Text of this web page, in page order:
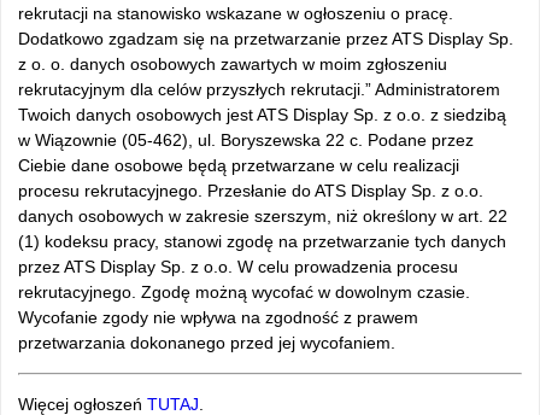
rekrutacji na stanowisko wskazane w ogłoszeniu o pracę.
Dodatkowo zgadzam się na przetwarzanie przez ATS Display Sp.
z o. o. danych osobowych zawartych w moim zgłoszeniu
rekrutacyjnym dla celów przyszłych rekrutacji.” Administratorem
Twoich danych osobowych jest ATS Display Sp. z o.o. z siedzibą
w Wiązownie (05-462), ul. Boryszewska 22 c. Podane przez
Ciebie dane osobowe będą przetwarzane w celu realizacji
procesu rekrutacyjnego. Przesłanie do ATS Display Sp. z o.o.
danych osobowych w zakresie szerszym, niż określony w art. 22
(1) kodeksu pracy, stanowi zgodę na przetwarzanie tych danych
przez ATS Display Sp. z o.o. W celu prowadzenia procesu
rekrutacyjnego. Zgodę możną wycofać w dowolnym czasie.
Wycofanie zgody nie wpływa na zgodność z prawem
przetwarzania dokonanego przed jej wycofaniem.
Więcej ogłoszeń TUTAJ